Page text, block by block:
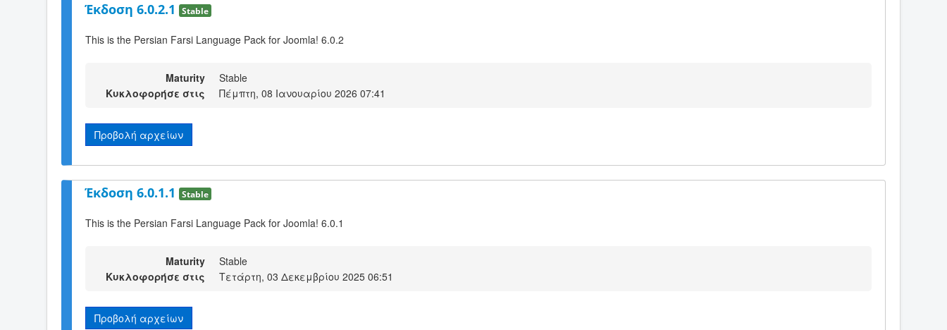
Έκδοση 6.0.2.1 Stable
This is the Persian Farsi Language Pack for Joomla! 6.0.2
Maturity
Stable
Κυκλοφορήσε στις
Πέμπτη, 08 Ιανουαρίου 2026 07:41
Προβολή αρχείων
Έκδοση 6.0.1.1 Stable
This is the Persian Farsi Language Pack for Joomla! 6.0.1
Maturity
Stable
Κυκλοφορήσε στις
Τετάρτη, 03 Δεκεμβρίου 2025 06:51
Προβολή αρχείων